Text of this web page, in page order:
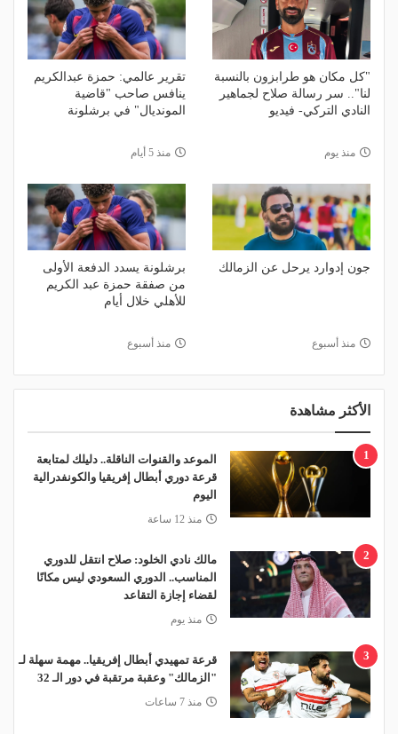
"كل مكان هو طرابزون بالنسبة
لنا".. سر رسالة صلاح لجماهير
النادي التركي- فيديو
منذ يوم
تقرير عالمي: حمزة عبدالكريم
ينافس صاحب "قاضية
المونديال" في برشلونة
منذ 5 أيام
جون إدوارد يرحل عن الزمالك
منذ أسبوع
برشلونة يسدد الدفعة الأولى
من صفقة حمزة عبد الكريم
للأهلي خلال أيام
منذ أسبوع
الأكثر مشاهدة
1
الموعد والقنوات الناقلة.. دليلك لمتابعة
قرعة دوري أبطال إفريقيا والكونفدرالية
اليوم
منذ 12 ساعة
2
مالك نادي الخلود: صلاح انتقل للدوري
المناسب.. الدوري السعودي ليس مكانًا
لقضاء إجازة التقاعد
منذ يوم
3
قرعة تمهيدي أبطال إفريقيا.. مهمة سهلة لـ
"الزمالك" وعقبة مرتقبة في دور الـ 32
منذ 7 ساعات